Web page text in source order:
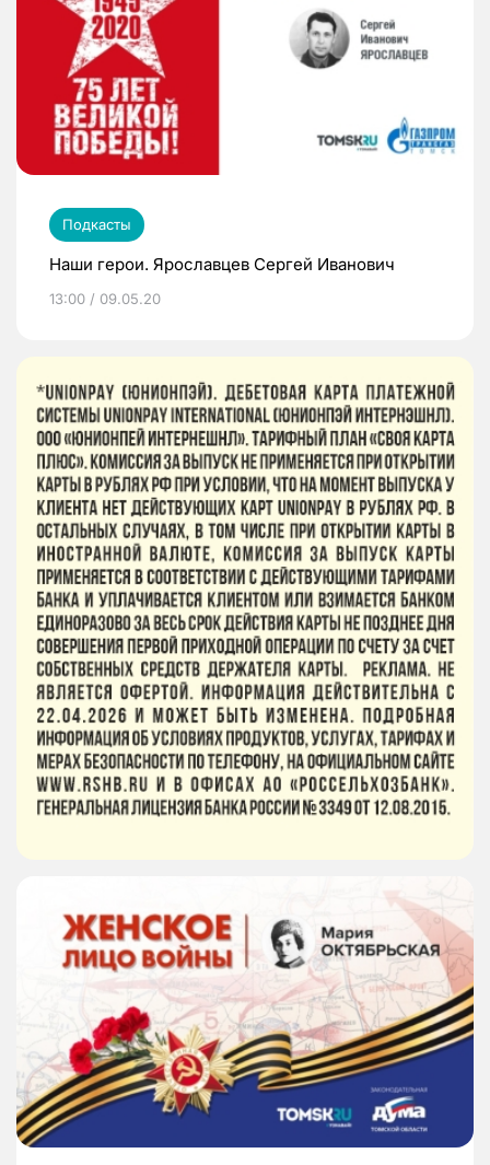
Подкасты
Наши герои. Ярославцев Сергей Иванович
13:00 / 09.05.20